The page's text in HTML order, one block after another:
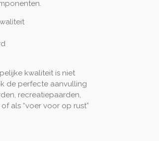
kwaliteit is niet
de perfecte aanvulling
recreatiepaarden,
als “voer voor op rust”